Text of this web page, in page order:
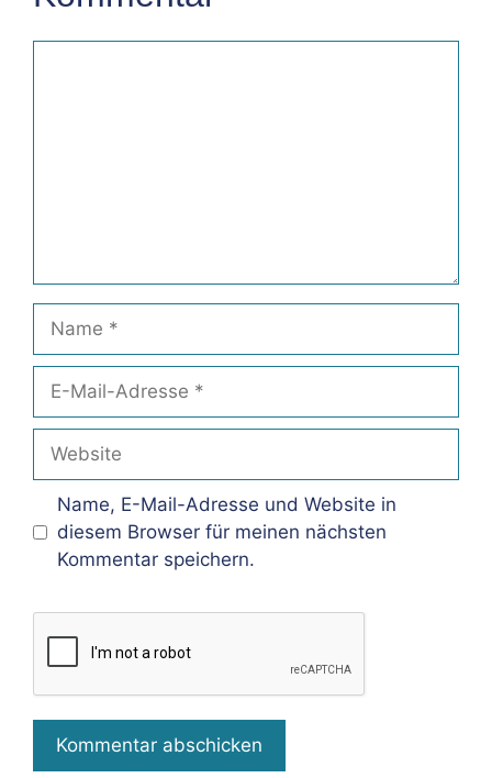
Mail-
Adresse
Name, E-Mail-Adresse und Website in
diesem Browser für meinen nächsten
Kommentar speichern.